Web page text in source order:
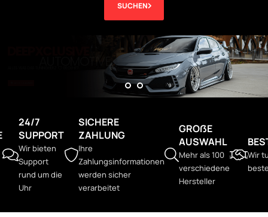
SUCHEN
AUTOMOTIVE
24/7
SUPPORT
Wir bieten
Support
rund um die
Uhr
SICHERE
ZAHLUNG
Ihre
Zahlungsinformationen
werden sicher
verarbeitet
GROẞE
AUSWAHL
Mehr als 100
verschiedene
Hersteller
Wir